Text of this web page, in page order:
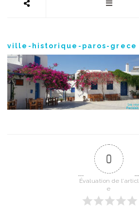
ville-historique-paros-grece
0
Évaluation de l'articl
e